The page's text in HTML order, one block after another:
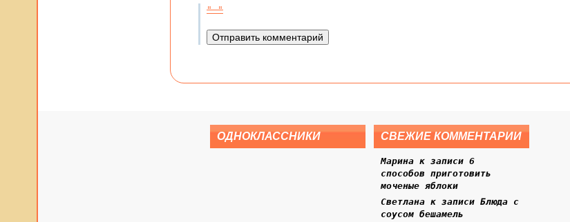
ОДНОКЛАССНИКИ СВЕЖИЕ КОММЕНТАРИИ
Марина к записи 6
способов приготовить
моченые яблоки
Светлана к записи Блюда с
соусом бешамель